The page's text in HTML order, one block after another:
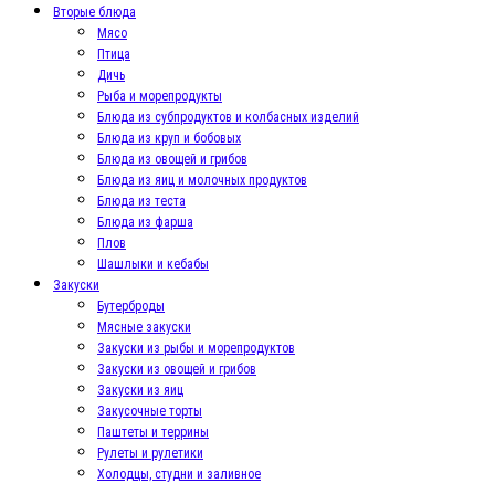
Вторые блюда
Мясо
Птица
Дичь
Рыба и морепродукты
Блюда из субпродуктов и колбасных изделий
Блюда из круп и бобовых
Блюда из овощей и грибов
Блюда из яиц и молочных продуктов
Блюда из теста
Блюда из фарша
Плов
Шашлыки и кебабы
Закуски
Бутерброды
Мясные закуски
Закуски из рыбы и морепродуктов
Закуски из овощей и грибов
Закуски из яиц
Закусочные торты
Паштеты и террины
Рулеты и рулетики
Холодцы, студни и заливное